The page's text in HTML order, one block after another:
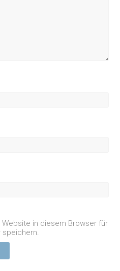
Website in diesem Browser für
speichern.